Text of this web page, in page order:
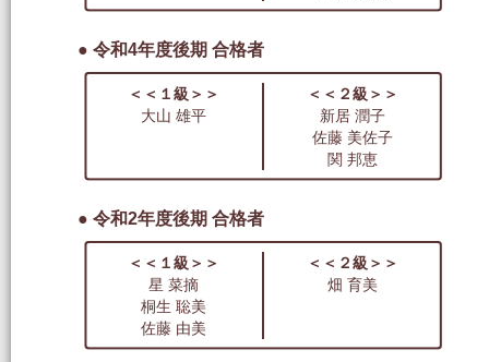
● 令和4年度後期 合格者
＜＜１級＞＞
＜＜２級＞＞
大山 雄平
新居 潤子
佐藤 美佐子
関 邦恵
● 令和2年度後期 合格者
＜＜１級＞＞
＜＜２級＞＞
星 菜摘
畑 育美
桐生 聡美
佐藤 由美